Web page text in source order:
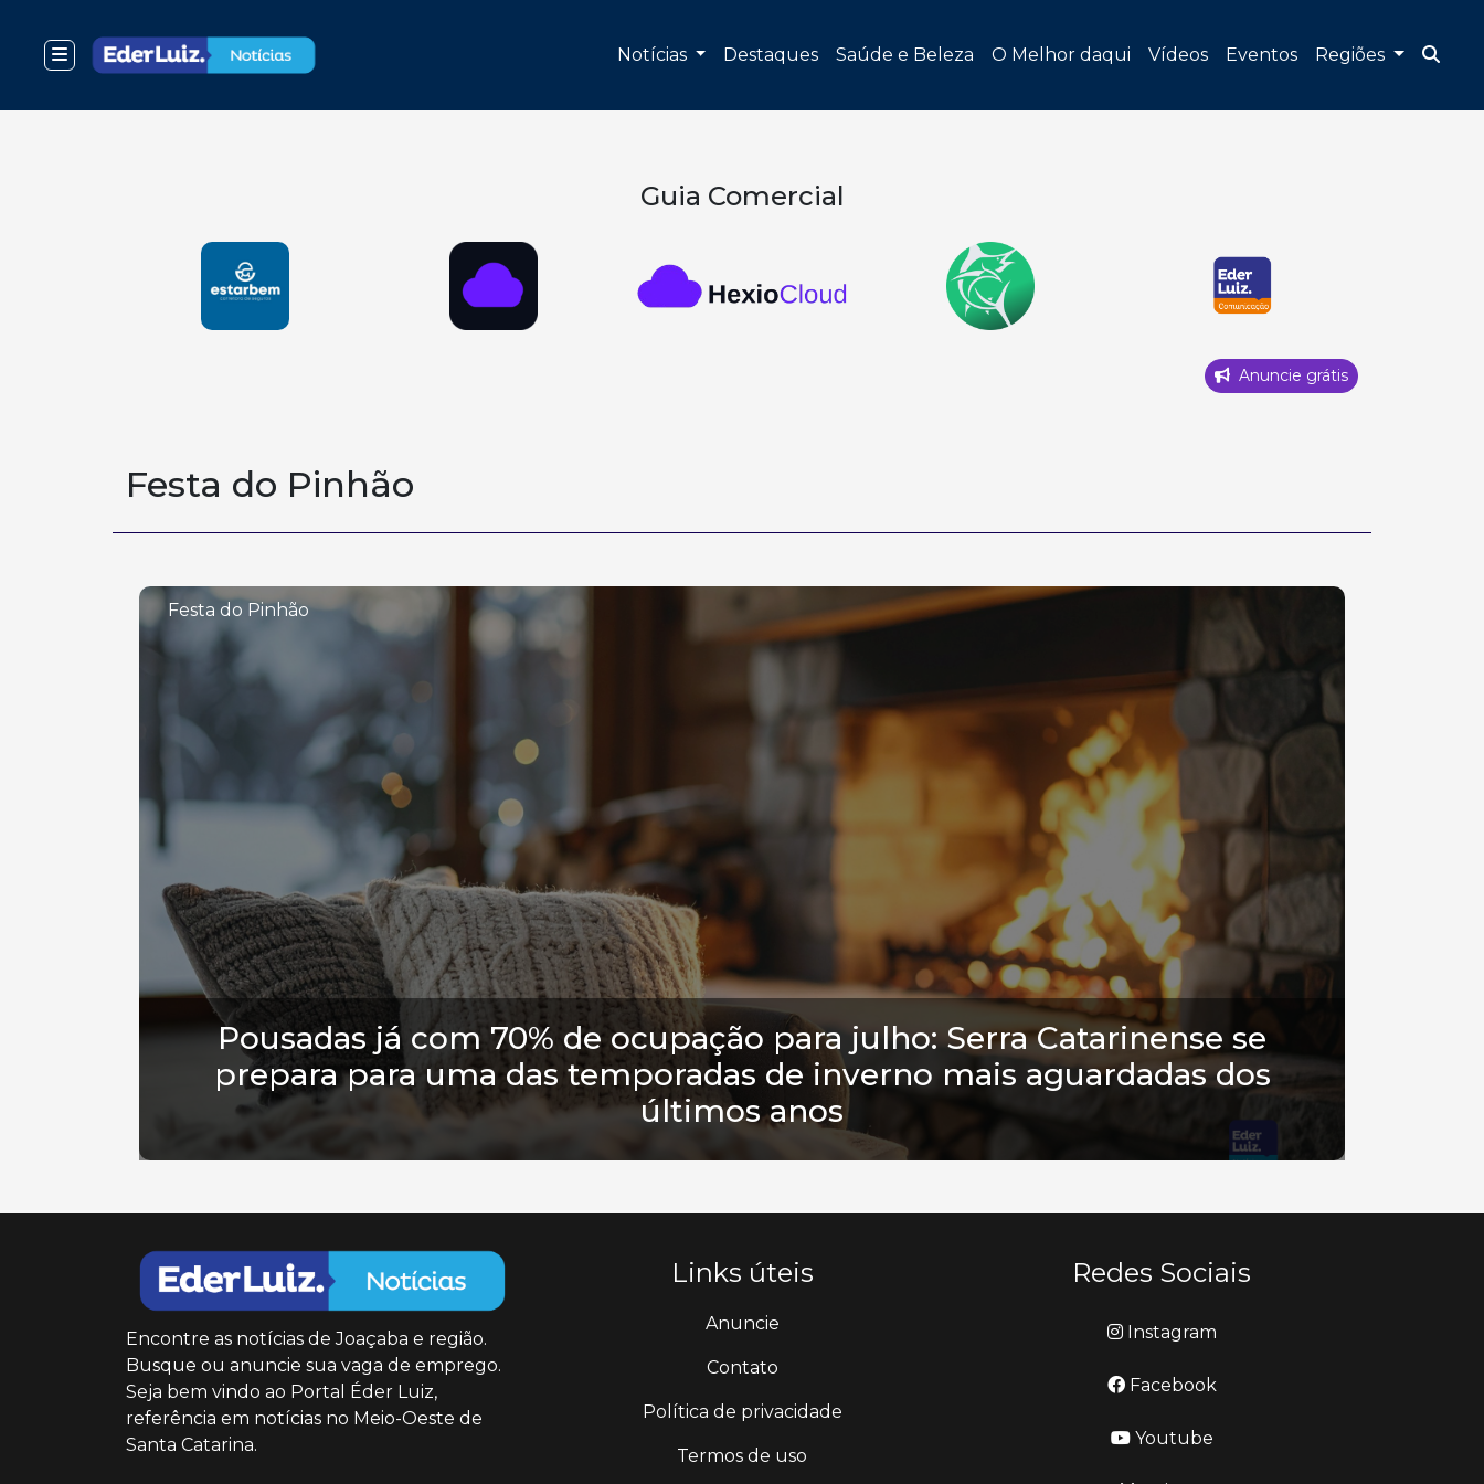
Notícias Destaques Saúde e Beleza O Melhor daqui Vídeos Eventos Regiões
Guia Comercial
Anuncie grátis
Festa do Pinhão
Festa do Pinhão
Pousadas já com 70% de ocupação para julho: Serra Catarinense se
prepara para uma das temporadas de inverno mais aguardadas dos
últimos anos
Encontre as notícias de Joaçaba e região.
Busque ou anuncie sua vaga de emprego.
Seja bem vindo ao Portal Éder Luiz,
referência em notícias no Meio-Oeste de
Santa Catarina.
Links úteis
Anuncie
Contato
Política de privacidade
Termos de uso
Redes Sociais
Instagram
Facebook
Youtube